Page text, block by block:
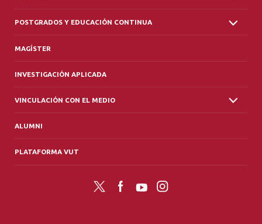
POSTGRADOS Y EDUCACIÓN CONTINUA
MAGÍSTER
INVESTIGACIÓN APLICADA
VINCULACIÓN CON EL MEDIO
ALUMNI
PLATAFORMA VUT
Twitter FacebookYouTubeInstagram